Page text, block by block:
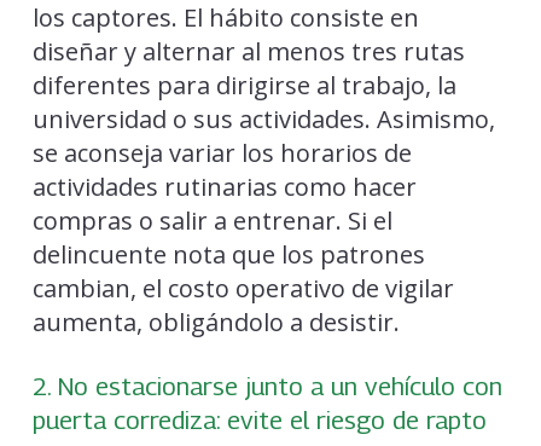
los captores. El hábito consiste en
diseñar y alternar al menos tres rutas
diferentes para dirigirse al trabajo, la
universidad o sus actividades. Asimismo,
se aconseja variar los horarios de
actividades rutinarias como hacer
compras o salir a entrenar. Si el
delincuente nota que los patrones
cambian, el costo operativo de vigilar
aumenta, obligándolo a desistir.
2. No estacionarse junto a un vehículo con
puerta corrediza: evite el riesgo de rapto